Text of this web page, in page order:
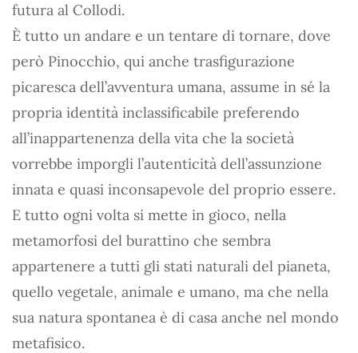
futura al Collodi.
È tutto un andare e un tentare di tornare, dove
però Pinocchio, qui anche trasfigurazione
picaresca dell’avventura umana, assume in sé la
propria identità inclassificabile preferendo
all’inappartenenza della vita che la società
vorrebbe imporgli l’autenticità dell’assunzione
innata e quasi inconsapevole del proprio essere.
E tutto ogni volta si mette in gioco, nella
metamorfosi del burattino che sembra
appartenere a tutti gli stati naturali del pianeta,
quello vegetale, animale e umano, ma che nella
sua natura spontanea è di casa anche nel mondo
metafisico.